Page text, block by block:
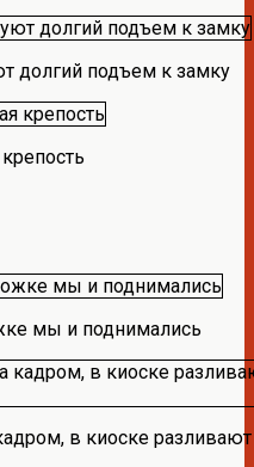
долгий подъем к замку
мы и поднимались
в киоске